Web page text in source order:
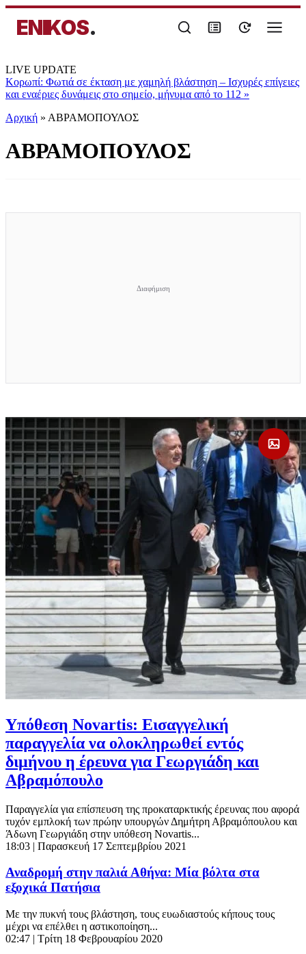
ENIKOS.
LIVE UPDATE
Κορωπί: Φωτιά σε έκταση με χαμηλή βλάστηση – Ισχυρές επίγειες
και εναέριες δυνάμεις στο σημείο, μήνυμα από το 112 »
Αρχική » ΑΒΡΑΜΟΠΟΥΛΟΣ
ΑΒΡΑΜΟΠΟΥΛΟΣ
Υπόθεση Novartis: Εισαγγελική
παραγγελία να ολοκληρωθεί εντός
διμήνου η έρευνα για Γεωργιάδη και
Αβραμόπουλo
Παραγγελία για επίσπευση της προκαταρκτικής έρευνας που αφορά
τυχόν εμπλοκή των πρώην υπουργών Δημήτρη Αβραμόπουλου και
Άδωνη Γεωργιάδη στην υπόθεση Novartis...
18:03 | Παρασκευή 17 Σεπτεμβρίου 2021
Αναδρομή στην παλιά Αθήνα: Μία βόλτα στα
εξοχικά Πατήσια
Με την πυκνή τους βλάστηση, τους ευωδιαστούς κήπους τους
μέχρι να επέλθει η αστικοποίηση...
02:47 | Τρίτη 18 Φεβρουαρίου 2020